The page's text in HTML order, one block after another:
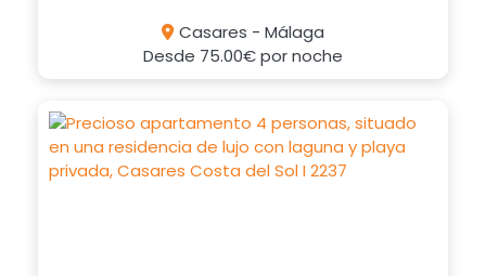
Casares - Málaga
Desde 75.00€por noche